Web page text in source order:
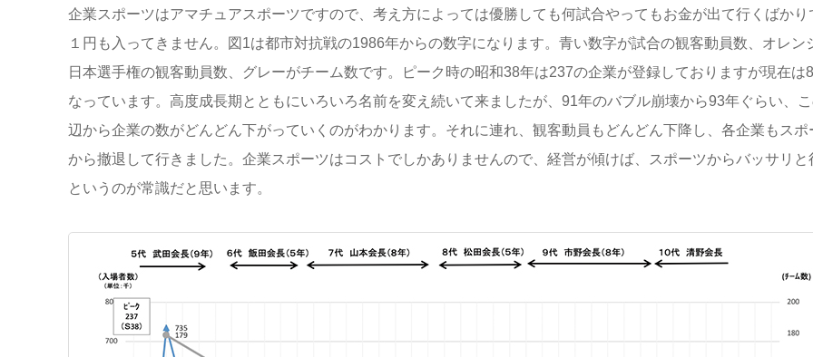
企業スポーツはアマチュアスポーツですので、考え方によっては優勝しても何試合やってもお金が出て行くばかり
１円も入ってきません。図1は都市対抗戦の1986年からの数字になります。青い数字が試合の観客動員数、オレン
日本選手権の観客動員数、グレーがチーム数です。ピーク時の昭和38年は237の企業が登録しておりますが現在は
なっています。高度成長期とともにいろいろ名前を変え続いて来ましたが、91年のバブル崩壊から93年ぐらい、
辺から企業の数がどんどん下がっていくのがわかります。それに連れ、観客動員もどんどん下降し、各企業もスポ
から撤退して行きました。企業スポーツはコストでしかありませんので、経営が傾けば、スポーツからバッサリと
というのが常識だと思います。